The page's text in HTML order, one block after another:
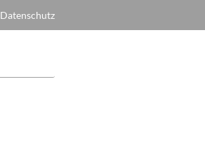
Datenschutz